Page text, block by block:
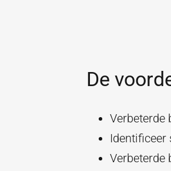
De
Verbeterde
Identificeer
Verbeterde